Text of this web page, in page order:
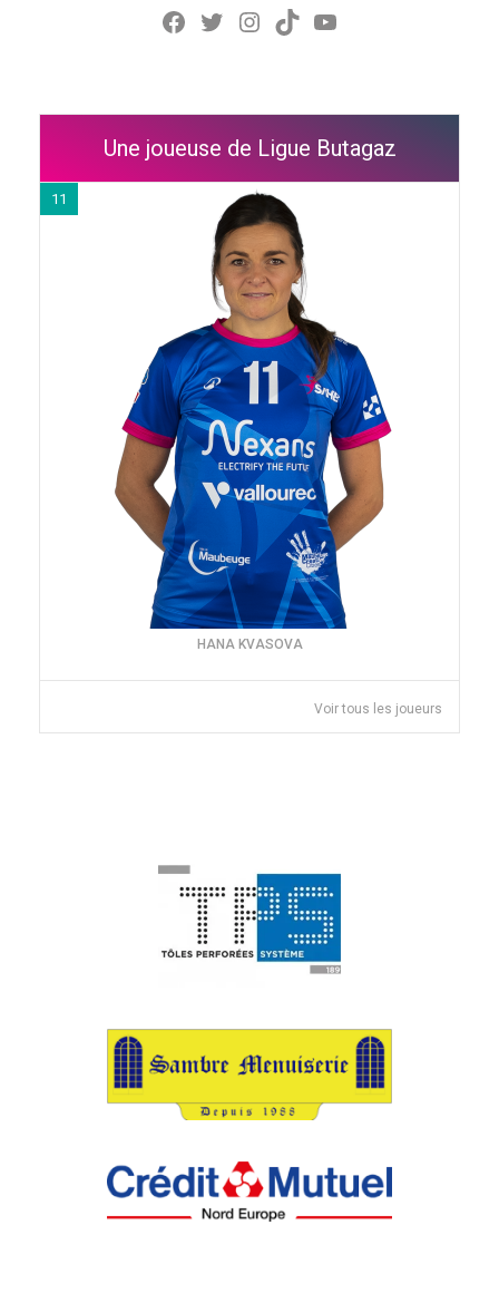
Facebook
Twitter
Instagram
TikTokYouTube
Une joueuse de Ligue Butagaz
11
HANA KVASOVA
Voir tous les joueurs